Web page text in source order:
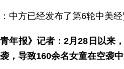
中方已经发布了第6轮中美
青年报》记者：2月28日以来
，导致160余名女童在空袭